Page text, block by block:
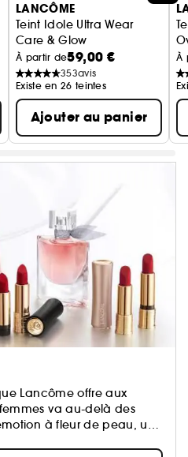
LANCÔME
Teint Idole Ultra Wear
Care & Glow
Fond de Teint
À partir de59,00 €
353avis
Existe en 26 teintes
Ajouter au panier
À
Lancôme offre aux
va au-delà des
à fleur de peau, un
d'une harmonie entre